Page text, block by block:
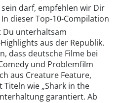
darf, empfehlen wir Dir
In dieser Top-10-Compilation
Du unterhaltsam
aus der Republik.
dass deutsche Filme bei
und Problemfilm
aus Creature Feature,
wie „Shark in the
garantiert. Ab